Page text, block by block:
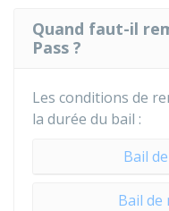
Quand faut-il
Pass ?
Les conditions de
la durée du bail :
Bail
Bail de